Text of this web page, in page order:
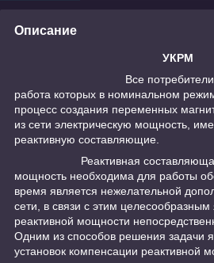
Описание
УКРМ
Все потребители
работа которых в номинальном
процесс создания переменных
из сети электрическую мощность,
реактивную составляющие.
Реактивная составляющая
мощность необходима для работы
время является нежелательной
сети, в связи с этим целесообразным
реактивной мощности
Одним из способов решения задачи
установок компенсации реактивной